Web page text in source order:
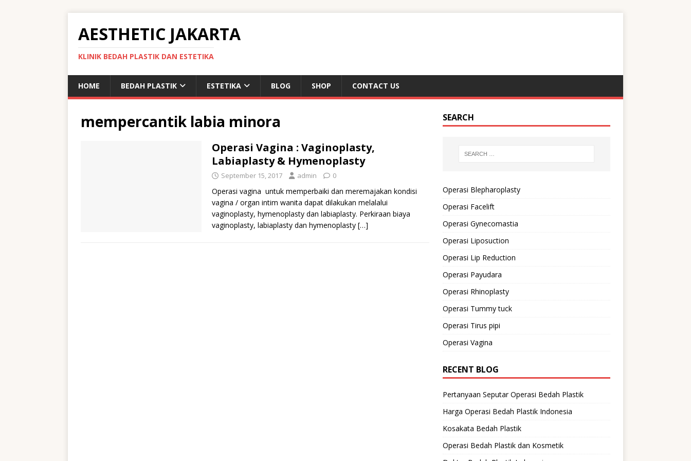
AESTHETIC JAKARTA
KLINIK BEDAH PLASTIK DAN ESTETIKA
HOME BEDAH PLASTIK ESTETIKA BLOG SHOP CONTACT US
mempercantik labia minora
Operasi Vagina : Vaginoplasty,
Labiaplasty & Hymenoplasty
September 15, 2017 admin 0
Operasi vagina untuk memperbaiki dan meremajakan kondisi
vagina / organ intim wanita dapat dilakukan melalalui
vaginoplasty, hymenoplasty dan labiaplasty. Perkiraan biaya
vaginoplasty, labiaplasty dan hymenoplasty […]
SEARCH
Operasi Blepharoplasty
Operasi Facelift
Operasi Gynecomastia
Operasi Liposuction
Operasi Lip Reduction
Operasi Payudara
Operasi Rhinoplasty
Operasi Tummy tuck
Operasi Tirus pipi
Operasi Vagina
RECENT BLOG
Pertanyaan Seputar Operasi Bedah Plastik
Harga Operasi Bedah Plastik Indonesia
Kosakata Bedah Plastik
Operasi Bedah Plastik dan Kosmetik